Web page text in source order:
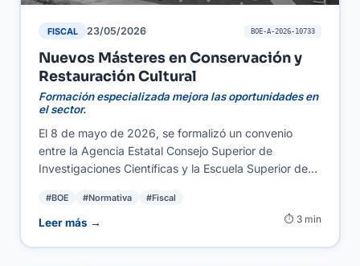
FISCAL 23/05/2026 BOE-A-2026-10733
Nuevos Másteres en Conservación y
Restauración Cultural
Formación especializada mejora las oportunidades en
el sector.
El 8 de mayo de 2026, se formalizó un convenio
entre la Agencia Estatal Consejo Superior de
Investigaciones Científicas y la Escuela Superior de
Cataluña. Este acuerdo tiene como objetivo el
desarrollo de programas de máster, prácticas
#BOE #Normativa #Fiscal
Leer más → ⏱ 3 min